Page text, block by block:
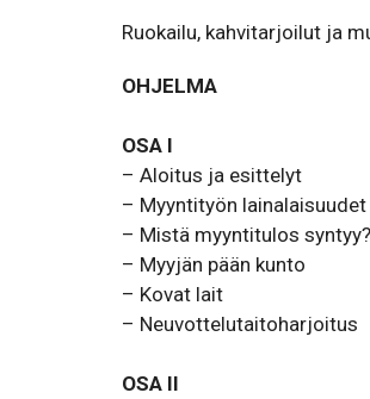
Ruokailu, kahvitarjoilut ja
OHJELMA
OSA I
– Aloitus ja esittelyt
– Myyntityön lainalaisuudet
– Mistä myyntitulos syntyy?
– Myyjän pään kunto
– Kovat lait
– Neuvottelutaitoharjoitus
OSA II